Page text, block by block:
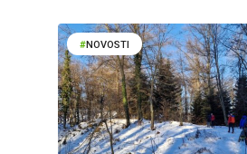
NOVOSTI